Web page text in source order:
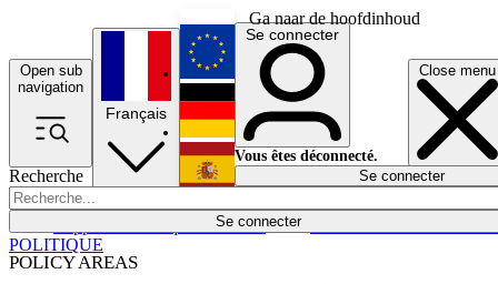
Ga naar de hoofdinhoud
Open sub
navigation
Close menu
Recherche
Se connecter
POLICY AREAS
Économie
Français
English
Deutsch
Español
Se connecter
Vous êtes déconnecté.
Se connecter
POLITIQUE